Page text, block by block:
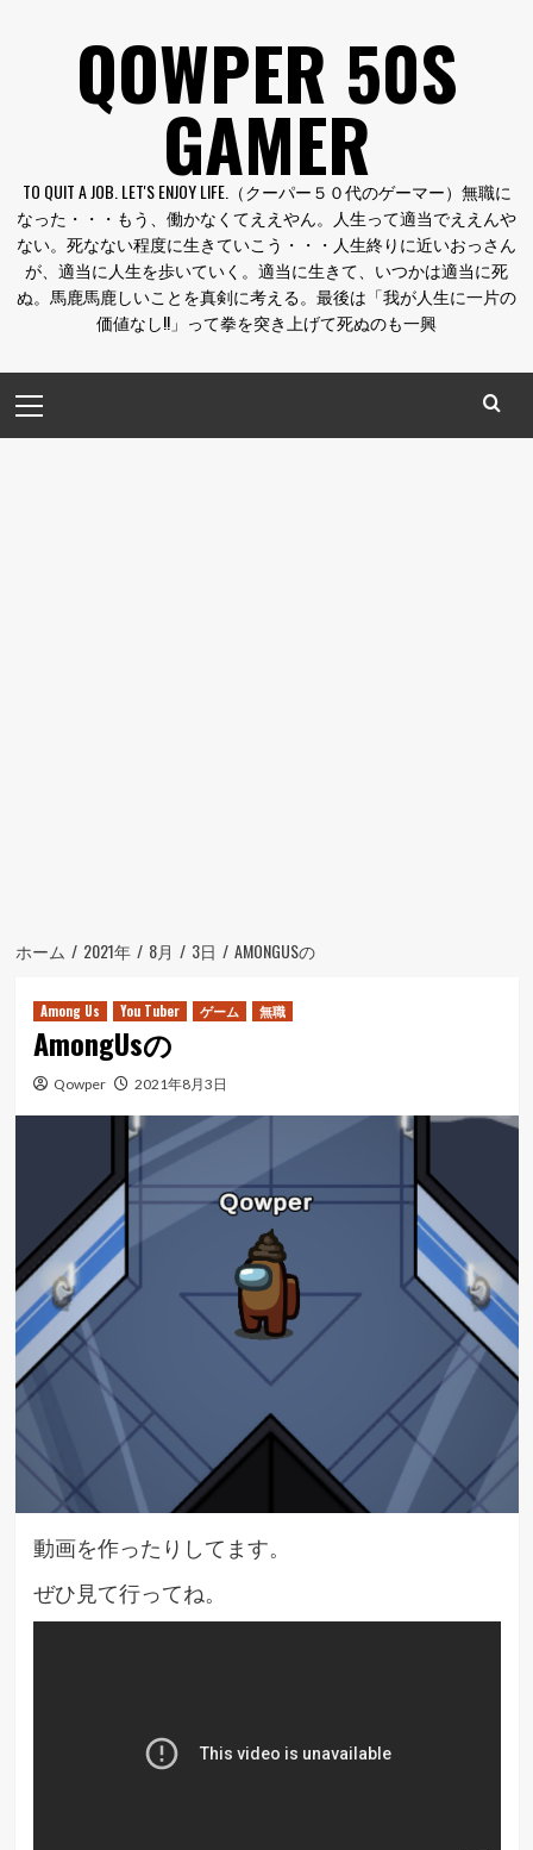
QOWPER 50S
GAMER
TO QUIT A JOB. LET'S ENJOY LIFE.（クーパー５０代のゲーマー）無職に
なった・・・もう、働かなくてええやん。人生って適当でええんや
ない。死なない程度に生きていこう・・・人生終りに近いおっさん
が、適当に人生を歩いていく。適当に生きて、いつかは適当に死
ぬ。馬鹿馬鹿しいことを真剣に考える。最後は「我が人生に一片の
価値なし!!」って拳を突き上げて死ぬのも一興
イ
ン
ホーム 2021年 8月 3日 AMONGUSの
Among Us You Tuber ゲーム 無職
AmongUsの
Qowper 2021年8月3日
動画を作ったりしてます。
ぜひ見て行ってね。